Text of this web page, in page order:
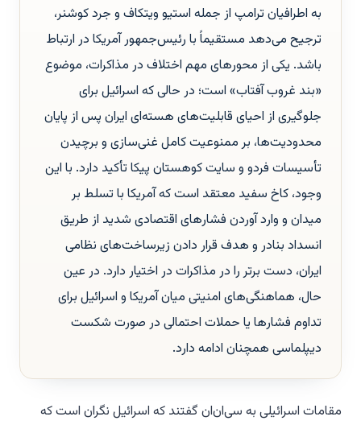
به اطرافیان ترامپ از جمله استیو ویتکاف و جرد کوشنر،
ترجیح می‌دهد مستقیماً با رئیس‌جمهور آمریکا در ارتباط
باشد. یکی از محورهای مهم اختلاف در مذاکرات، موضوع
«بند غروب آفتاب» است؛ در حالی که اسرائیل برای
جلوگیری از احیای قابلیت‌های هسته‌ای ایران پس از پایان
محدودیت‌ها، بر ممنوعیت کامل غنی‌سازی و برچیدن
تأسیسات فردو و سایت کوهستان پیکا تأکید دارد. با این
وجود، کاخ سفید معتقد است که آمریکا با تسلط بر
میدان و وارد آوردن فشارهای اقتصادی شدید از طریق
انسداد بنادر و هدف قرار دادن زیرساخت‌های نظامی
ایران، دست برتر را در مذاکرات در اختیار دارد. در عین
حال، هماهنگی‌های امنیتی میان آمریکا و اسرائیل برای
تداوم فشارها یا حملات احتمالی در صورت شکست
دیپلماسی همچنان ادامه دارد.
مقامات اسرائیلی به سی‌ان‌ان گفتند که اسرائیل نگران است که